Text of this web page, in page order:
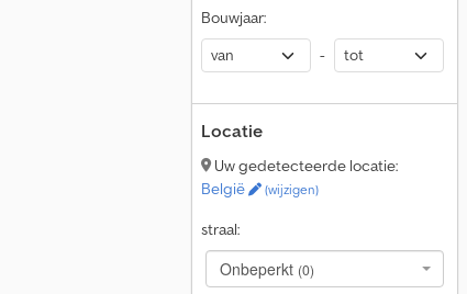
Bouwjaar:
-
Locatie
Uw gedetecteerde locatie:
België
(wijzigen)
straal:
Onbeperkt (0)